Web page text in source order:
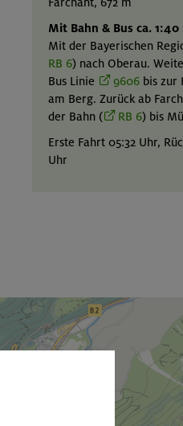
Mit Bahn & Bus ca. 1:40
Mit der Bayerischen
RB 6) nach Oberau.
Bus Linie
9606 bis zur
am Berg. Zurück ab
der Bahn (
RB 6) bis
Erste Fahrt 05:32 Uhr,
Uhr